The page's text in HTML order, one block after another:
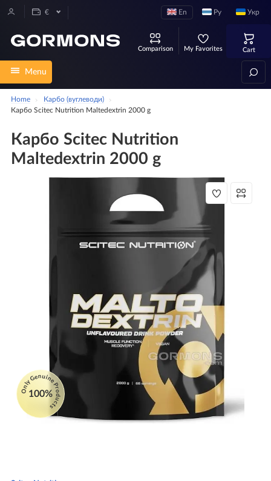
€ Укр
Ру
En
Comparison My Favorites Cart
Menu
Home
Карбо (вуглеводи)
Карбо Scitec Nutrition Maltedextrin 2000 g
Карбо Scitec Nutrition
Maltedextrin 2000 g
Only Genuine Products
100%